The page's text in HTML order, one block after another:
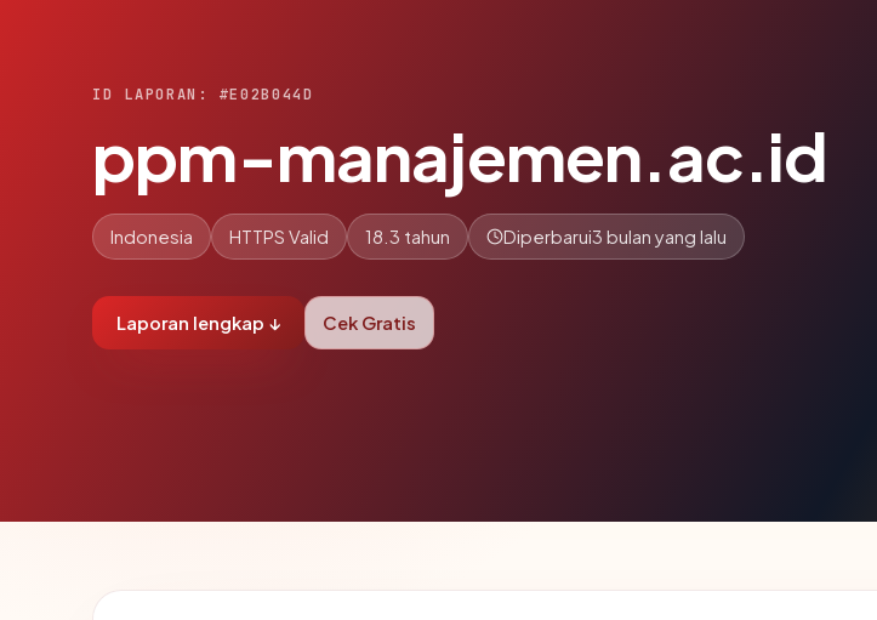
ID LAPORAN: #E02B044D
ppm-manajemen.ac.id
Indonesia HTTPS Valid 18.3 tahun Diperbarui3 bulan yang lalu
Laporan lengkap ↓ Cek Gratis